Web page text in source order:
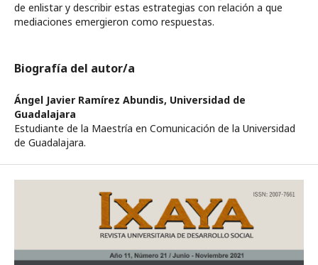
de enlistar y describir estas estrategias con relación a que
mediaciones emergieron como respuestas.
Biografía del autor/a
Ángel Javier Ramírez Abundis, Universidad de
Guadalajara
Estudiante de la Maestría en Comunicación de la Universidad
de Guadalajara.